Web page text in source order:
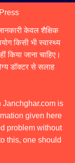
केवल शैक्षिक
किसी भी स्वास्थ्य
किया जाना चाहिए।
डॉक्टर से सलाह
is
given here
problem without
this, one should